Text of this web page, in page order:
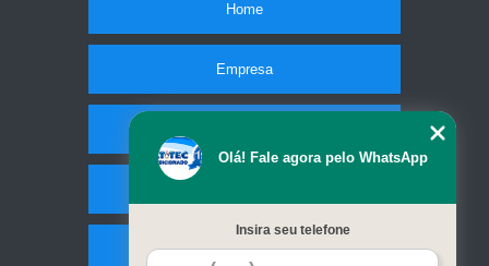
Home
Empresa
Contato
Olá! Fale agora pelo WhatsApp
Insira seu telefone